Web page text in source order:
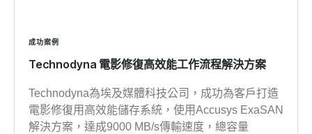
成功案例
Technodyna 電影修復高效能工作流程解決方案
Technodyna為埃及媒體科技公司，成功為客戶打造
電影修復用高效能儲存系統，使用Accusys ExaSAN
解決方案，達成9000 MB/s傳輸速度，總容量